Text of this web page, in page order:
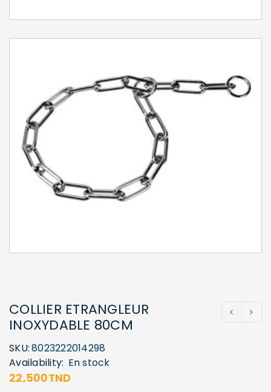
COLLIER ETRANGLEUR
INOXYDABLE 80CM
SKU:8023222014298
Availability: En stock
22,500TND